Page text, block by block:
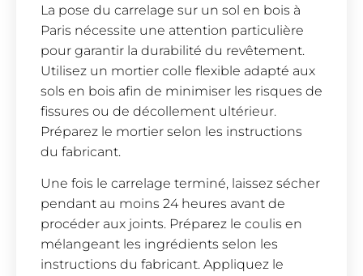
La pose du carrelage sur un sol en bois à
Paris nécessite une attention particulière
pour garantir la durabilité du revêtement.
Utilisez un mortier colle flexible adapté aux
sols en bois afin de minimiser les risques de
fissures ou de décollement ultérieur.
Préparez le mortier selon les instructions
du fabricant.
Une fois le carrelage terminé, laissez sécher
pendant au moins 24 heures avant de
procéder aux joints. Préparez le coulis en
mélangeant les ingrédients selon les
instructions du fabricant. Appliquez le